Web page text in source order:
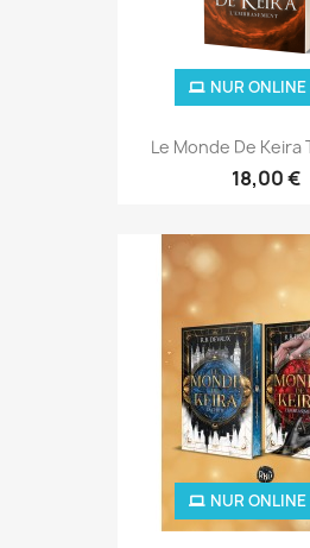
Le Monde De Keira
18,00 €
NUR
NUR